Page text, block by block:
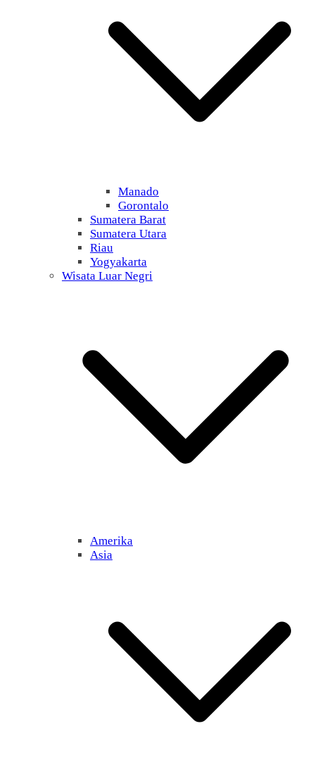
Manado
Gorontalo
Sumatera Barat
Sumatera Utara
Riau
Yogyakarta
Wisata Luar Negri
Amerika
Asia